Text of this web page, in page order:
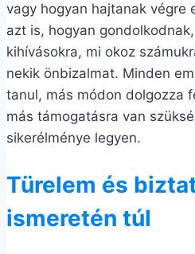
vagy hogyan hajtanak végre
azt is, hogyan
kihívásokra, mi okoz
nekik önbizalmat. Minden
tanul, más módon dolgozza
más támogatásra van
sikerélménye legyen.
Türelem és
ismeretén túl